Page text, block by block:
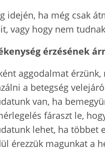
idején, ha még csak
vagy hogy nem
érzésének
aggodalmat
a betegség
van, ha
fáraszt le,
lehet, ha többet
érezzük magunkat a